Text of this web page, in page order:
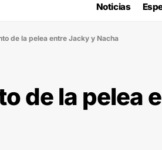
Noticias
de la pelea entre Jacky y Nacha
de la pelea